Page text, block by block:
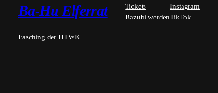
Ba-Hu Elferrat
Fasching der HTWK
Tickets
Bazubi werden
Instagram
TikTok